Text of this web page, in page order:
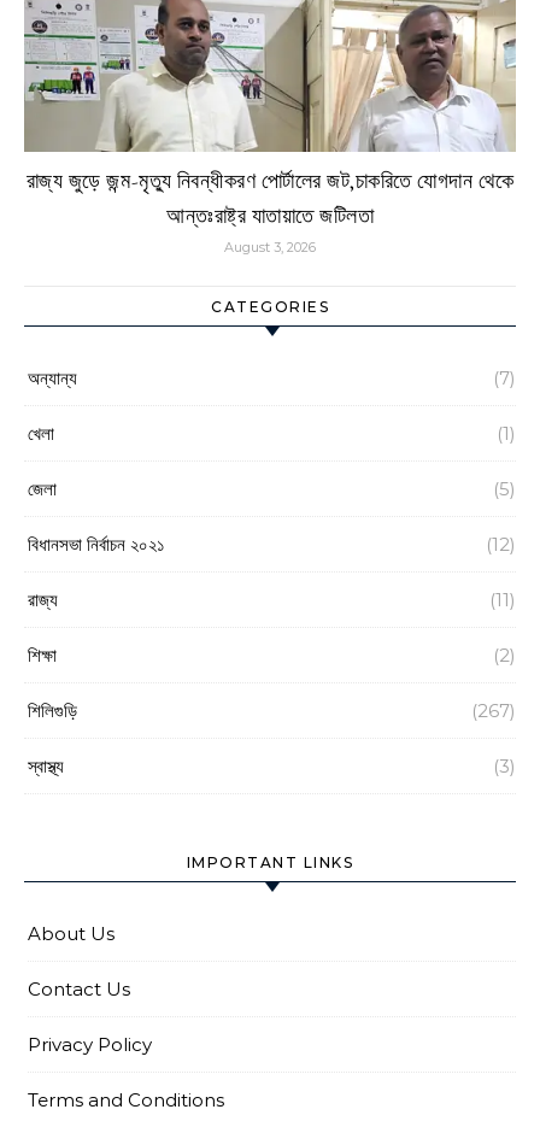
রাজ্য জুড়ে জন্ম-মৃত্যু নিবন্ধীকরণ পোর্টালের জট,চাকরিতে যোগদান থেকে
আন্তঃরাষ্ট্র যাতায়াতে জটিলতা
August 3, 2026
CATEGORIES
অন্যান্য (7)
খেলা (1)
জেলা (5)
বিধানসভা নির্বাচন ২০২১ (12)
রাজ্য (11)
শিক্ষা (2)
শিলিগুড়ি (267)
স্বাস্থ্য (3)
IMPORTANT LINKS
About Us
Contact Us
Privacy Policy
Terms and Conditions